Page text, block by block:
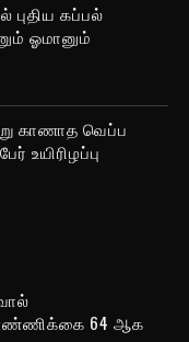
கப்பல்
ஓமானும்
காணாத வெப்ப
உயிரிழப்பு
எண்ணிக்கை 64 ஆக